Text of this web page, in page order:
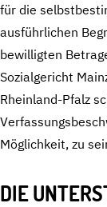
für die
ausführlichen
bewilligten
Sozialgericht
Rheinland-Pfalz
Möglichkeit, zu
DIE